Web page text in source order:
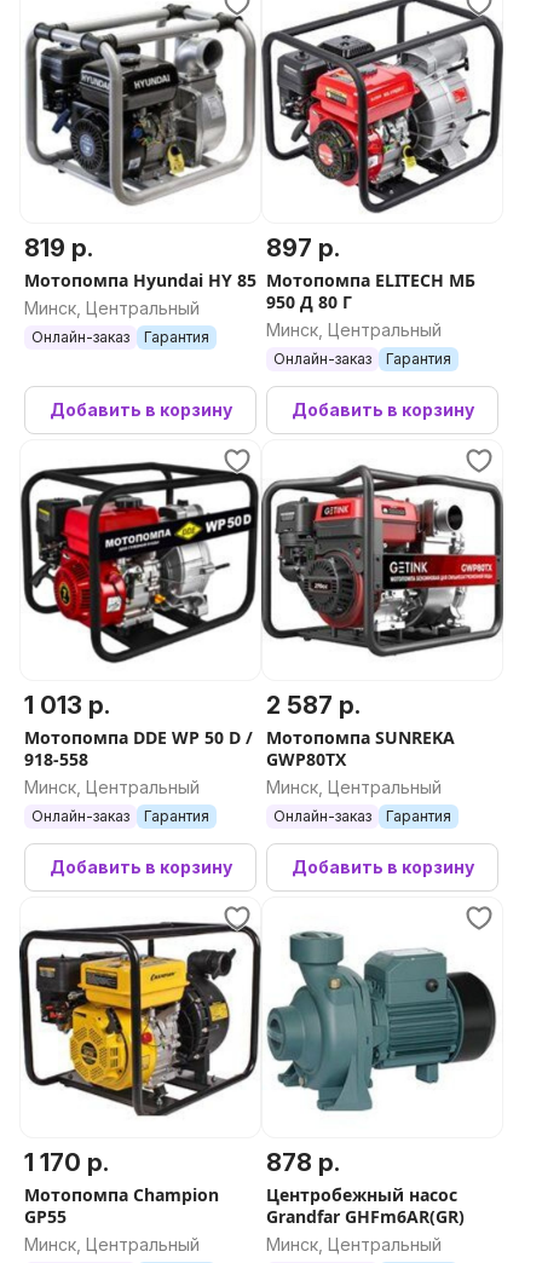
819 р.
Мотопомпа Hyundai HY 85
Минск, Центральный
Онлайн-заказ Гарантия
Добавить в корзину
897 р.
Мотопомпа ELITECH МБ
950 Д 80 Г
Минск, Центральный
Онлайн-заказ Гарантия
Добавить в корзину
1 013 р.
Мотопомпа DDE WP 50 D /
918-558
Минск, Центральный
Онлайн-заказ Гарантия
Добавить в корзину
2 587 р.
Мотопомпа SUNREKA
GWP80TX
Минск, Центральный
Онлайн-заказ Гарантия
Добавить в корзину
1 170 р.
Мотопомпа Champion
GP55
Минск, Центральный
878 р.
Центробежный насос
Grandfar GHFm6AR(GR)
Минск, Центральный